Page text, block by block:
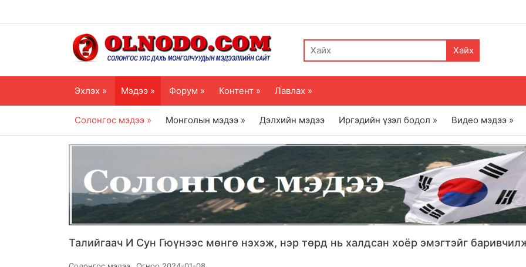
Хайх
Эхлэх » Мэдээ » Форум » Контент » Лавлах »
Солонгос мэдээ » Монголын мэдээ » Дэлхийн мэдээ Иргэдийн үзэл бодол » Видео мэдээ »
Талийгаач И Сун Гюүнээс мөнгө нэхэж, нэр төрд нь халдсан хоёр эмэгтэйг